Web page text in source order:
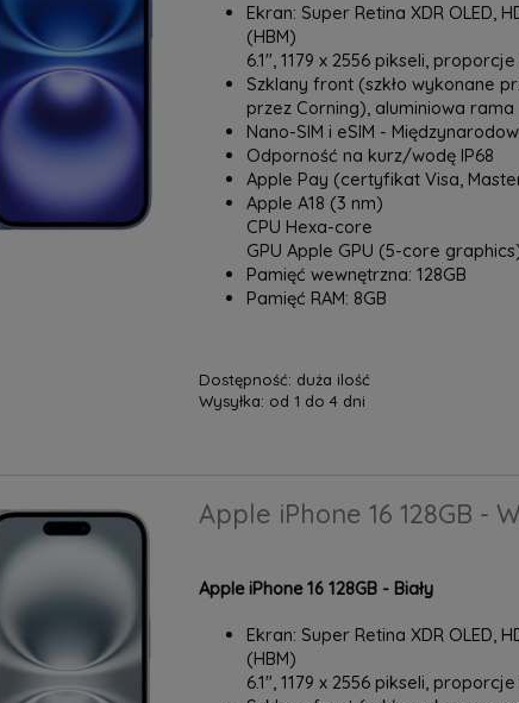
Ekran: Super Retina XDR OLED,
(HBM)
6.1", 1179 x 2556 pikseli, proporcje
Szklany front (szkło wykonane
przez Corning), aluminiowa rama
Nano-SIM i eSIM -
Odporność na kurz/wodę IP68
Apple Pay (certyfikat Visa,
Apple A18 (3 nm)
CPU Hexa-core
GPU Apple GPU (5-core
Pamięć wewnętrzna: 128GB
Pamięć RAM: 8GB
Dostępność: duża ilość
Wysyłka: od 1 do 4 dni
Apple iPhone 16 128GB -
Apple iPhone 16 128GB - Biały
Ekran: Super Retina XDR OLED,
(HBM)
6.1", 1179 x 2556 pikseli, proporcje